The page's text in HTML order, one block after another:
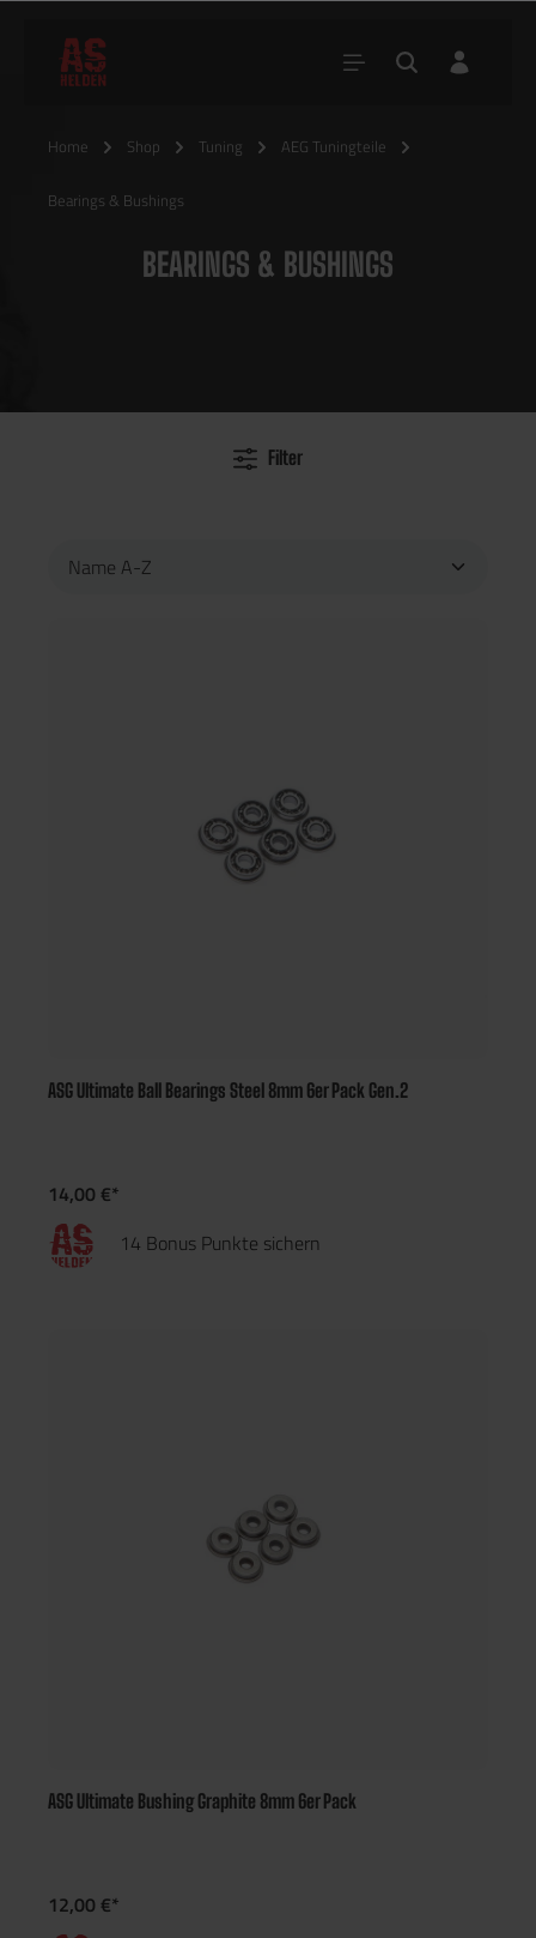
Home Shop Tuning AEG Tuningteile
Bearings & Bushings
BEARINGS & BUSHINGS
Filter
ASG Ultimate Ball Bearings Steel 8mm 6er Pack Gen.2
14,00 €*
14 Bonus Punkte sichern
ASG Ultimate Bushing Graphite 8mm 6er Pack
12,00 €*